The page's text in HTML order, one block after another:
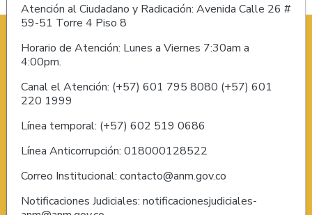
Atención al Ciudadano y Radicación: Avenida Calle 26 #
59-51 Torre 4 Piso 8
Horario de Atención: Lunes a Viernes 7:30am a
4:00pm.
Canal el Atención: (+57) 601 795 8080 (+57) 601
220 1999
Línea temporal: (+57) 602 519 0686
Línea Anticorrupción: 018000128522
Correo Institucional: contacto@anm.gov.co
Notificaciones Judiciales: notificacionesjudiciales-